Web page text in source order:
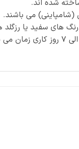
(شامپاینی) می باشند.
رنگ های سفید یا